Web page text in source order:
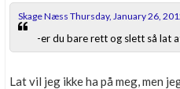
Skage Næss Thursday, January 26,
-er du bare rett og slett så lat
Lat vil jeg ikke ha på meg, men